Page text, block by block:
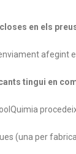
en els
afegint
tingui en
(una per